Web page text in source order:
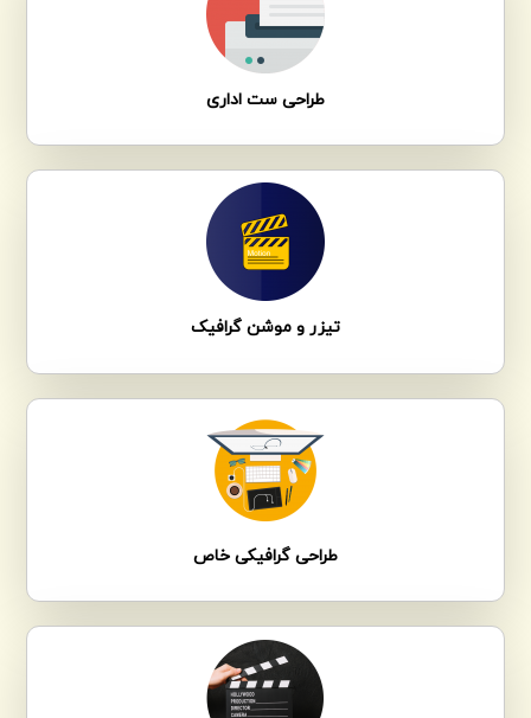
طراحی ست اداری
تیزر و موشن گرافیک
طراحی گرافیکی خاص